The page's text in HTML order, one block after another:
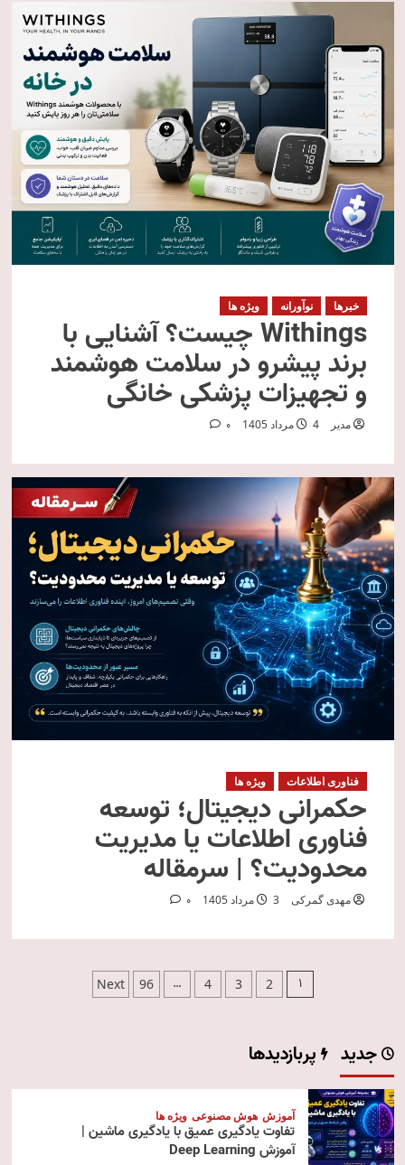
خبرها نوآورانه ویژه ها
Withings چیست؟ آشنایی با
برند پیشرو در سلامت هوشمند
و تجهیزات پزشکی خانگی
مدیر 4 مرداد 1405 0
فناوری اطلاعات ویژه ها
حکمرانی دیجیتال؛ توسعه
فناوری اطلاعات یا مدیریت
محدودیت؟ | سرمقاله
مهدی گمرکی 3 مرداد 1405 0
صفحه‌بندی
1
2
3
4
…
96
Next
جدید پربازدیدها
آموزش هوش مصنوعی ویژه ها
تفاوت یادگیری عمیق با یادگیری ماشین |
آموزش Deep Learning